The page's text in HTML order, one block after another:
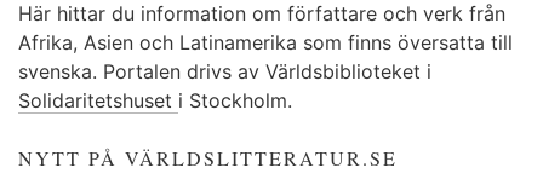
Här hittar du information om författare och verk från
Afrika, Asien och Latinamerika som finns översatta till
svenska. Portalen drivs av Världsbiblioteket i
Solidaritetshuset i Stockholm.
NYTT PÅ VÄRLDSLITTERATUR.SE